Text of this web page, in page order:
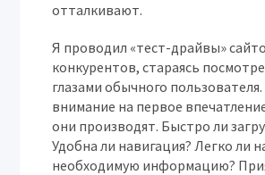
отталкивают.
Я проводил «тест-драйвы»
конкурентов, стараясь
глазами обычного
внимание на первое
они производят. Быстро ли
Удобна ли навигация? Легко ли
необходимую информацию?